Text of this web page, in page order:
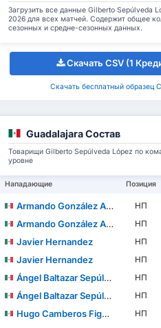
Загрузить все данные Gilberto Sepúlveda
2026 для всех матчей. Содержит общее
сезонных и средне-сезонных данных.
Скачать CSV (1
Скачать бесплатный образец
Guadalajara Состав
Товарищи Gilberto Sepúlveda López по
уровне
Нападающие Позиция
Armando González Alba НП
Armando González Alba
НП
Javier Hernandez
НП
Javier Hernandez
НП
Ángel Baltazar Sepúlveda Sánchez
НП
Ángel Baltazar Sepúlveda Sánchez
НП
Hugo Camberos Figueroa
НП